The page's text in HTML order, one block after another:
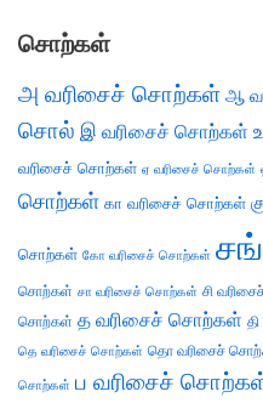
சொற்கள்
அ வரிசைச் சொற்கள் ஆ
சொல் இ வரிசைச் சொற்கள்
வரிசைச் சொற்கள் ஏ வரிசைச் சொற்கள்
சொற்கள் கா வரிசைச் சொற்கள்
சொற்கள் கோ வரிசைச் சொற்கள்
சொற்கள் சா வரிசைச் சொற்கள் சி
சொற்கள் த வரிசைச் சொற்கள்
தெ வரிசைச் சொற்கள் தொ வரிசைச்
சொற்கள் ப வரிசைச்